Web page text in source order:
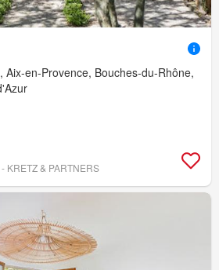
Aix-en-Provence, Bouches-du-Rhône,
KRETZ & PARTNERS